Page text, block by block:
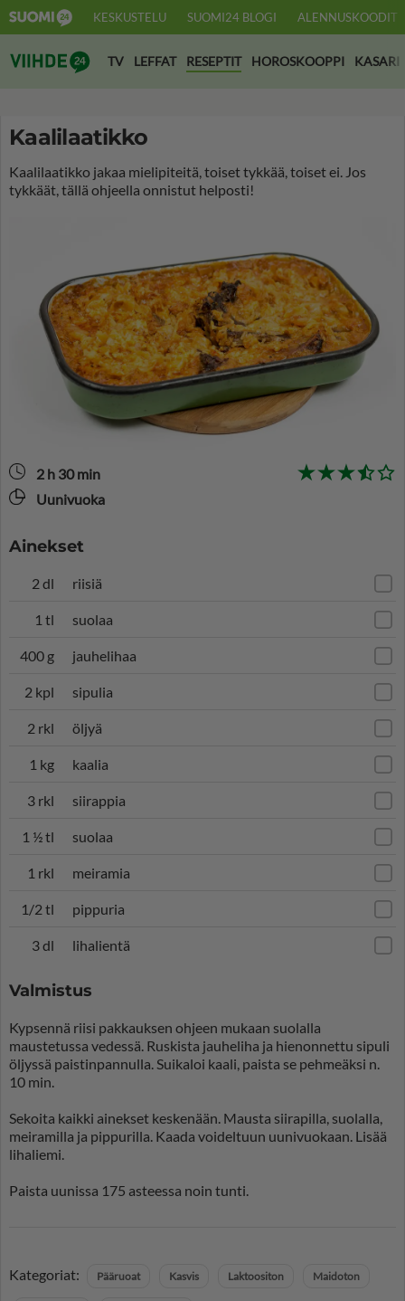
KESKUSTELU SUOMI24 BLOGI ALENNUSKOODIT
Suomi24 Viihde
TV LEFFAT RESEPTIT HOROSKOOPPI KASARI
Kaalilaatikko
Kaalilaatikko jakaa mielipiteitä, toiset tykkää, toiset ei. Jos
tykkäät, tällä ohjeella onnistut helposti!
2 h 30 min
Uunivuoka
Ainekset
2 dl riisiä
1 tl suolaa
400 g jauhelihaa
2 kpl sipulia
2 rkl öljyä
1 kg kaalia
3 rkl siirappia
1 ½ tl suolaa
1 rkl meiramia
1/2 tl pippuria
3 dl lihalientä
Valmistus
Kypsennä riisi pakkauksen ohjeen mukaan suolalla
maustetussa vedessä. Ruskista jauheliha ja hienonnettu sipuli
öljyssä paistinpannulla. Suikaloi kaali, paista se pehmeäksi n.
10 min.
Sekoita kaikki ainekset keskenään. Mausta siirapilla, suolalla,
meiramilla ja pippurilla. Kaada voideltuun uunivuokaan. Lisää
lihaliemi.
Paista uunissa 175 asteessa noin tunti.
Kategoriat: Pääruoat Kasvis Laktoositon Maidoton